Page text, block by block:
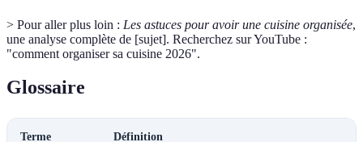
> Pour aller plus loin : Les astuces pour avoir une cuisine organisée,
une analyse complète de [sujet]. Recherchez sur YouTube :
"comment organiser sa cuisine 2026".
Glossaire
Terme Définition